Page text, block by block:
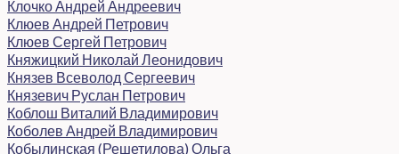
Клочко Андрей Андреевич
Клюев Андрей Петрович
Клюев Сергей Петрович
Княжицкий Николай Леонидович
Князев Всеволод Сергеевич
Князевич Руслан Петрович
Коблош Виталий Владимирович
Коболев Андрей Владимирович
Кобылинская (Решетилова) Ольга